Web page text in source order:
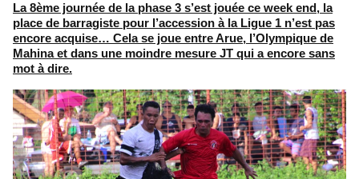
La 8ème journée de la phase 3 s’est jouée ce week end, la
place de barragiste pour l’accession à la Ligue 1 n’est pas
encore acquise… Cela se joue entre Arue, l’Olympique de
Mahina et dans une moindre mesure JT qui a encore sans
mot à dire.